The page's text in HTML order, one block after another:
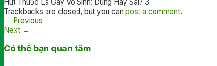
Hotline: 0902791922
Hút Thuốc Lá Gây Vô Sinh: Đúng Hay Sai? 3
Trackbacks are closed, but you can post a comment.
← Previous
Next →
Có thể bạn quan tâm